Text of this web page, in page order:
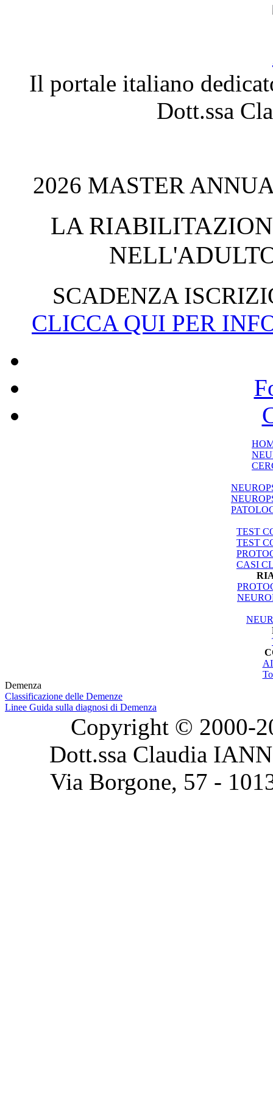
Il portale italiano
Dott.ssa
2026 MASTER
LA
SCADENZA
CLICCA QUI PER
TEST
TEST
CASI
Demenza
Classificazione delle Demenze
Linee Guida sulla diagnosi di Demenza
Copyright © 2000-
Dott.ssa Claudia
Via Borgone, 57 -